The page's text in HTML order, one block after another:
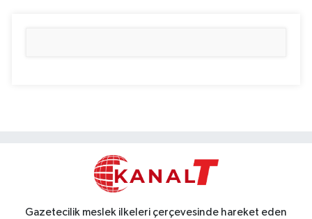
Gazetecilik meslek ilkeleri çerçevesinde hareket eden